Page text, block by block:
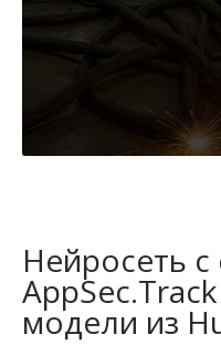
Нейросеть
модели из